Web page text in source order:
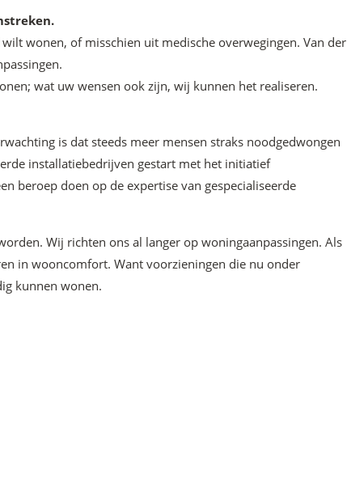
wonen, of misschien uit medische overwegingen. Van der
wat uw wensen ook zijn, wij kunnen het realiseren.
is dat steeds meer mensen straks noodgedwongen
installatiebedrijven gestart met het initiatief
beroep doen op de expertise van gespecialiseerde
Wij richten ons al langer op woningaanpassingen. Als
in wooncomfort. Want voorzieningen die nu onder
kunnen wonen.